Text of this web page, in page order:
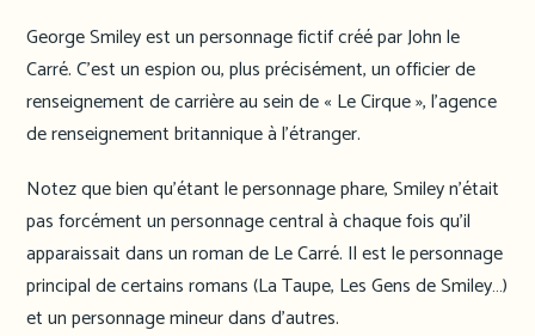
George Smiley est un personnage fictif créé par John le
Carré. C’est un espion ou, plus précisément, un officier de
renseignement de carrière au sein de « Le Cirque », l’agence
de renseignement britannique à l’étranger.
Notez que bien qu’étant le personnage phare, Smiley n’était
pas forcément un personnage central à chaque fois qu’il
apparaissait dans un roman de Le Carré. Il est le personnage
principal de certains romans (La Taupe, Les Gens de Smiley…)
et un personnage mineur dans d’autres.